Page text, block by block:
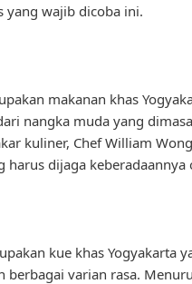
yang wajib dicoba ini.
makanan khas
nangka muda yang
kuliner, Chef William
harus dijaga keberadaannya
kue khas Yogyakarta
berbagai varian rasa.